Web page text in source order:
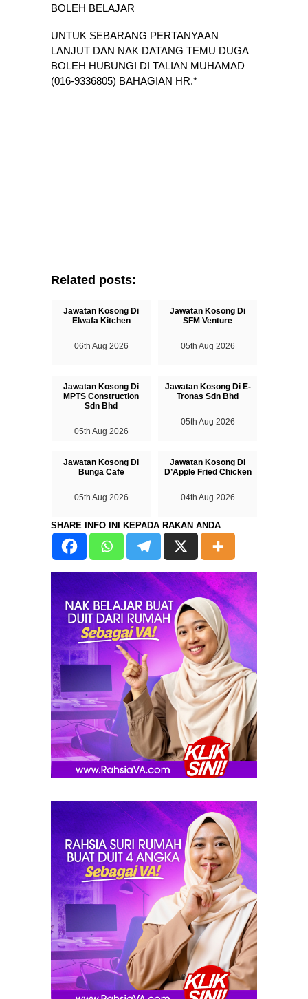
BOLEH BELAJAR
UNTUK SEBARANG PERTANYAAN
LANJUT DAN NAK DATANG TEMU DUGA
BOLEH HUBUNGI DI TALIAN MUHAMAD
(016-9336805) BAHAGIAN HR.*
Related posts:
Jawatan Kosong Di
Elwafa Kitchen
06th Aug 2026
Jawatan Kosong Di
SFM Venture
05th Aug 2026
Jawatan Kosong Di
MPTS Construction
Sdn Bhd
05th Aug 2026
Jawatan Kosong Di E-
Tronas Sdn Bhd
05th Aug 2026
Jawatan Kosong Di
Bunga Cafe
05th Aug 2026
Jawatan Kosong Di
D’Apple Fried Chicken
04th Aug 2026
SHARE INFO INI KEPADA RAKAN ANDA